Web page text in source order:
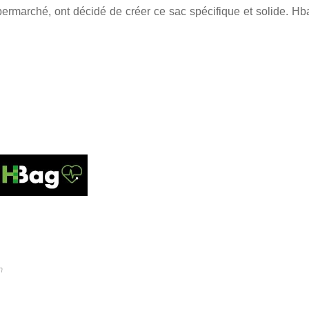
ont décidé de créer ce sac spécifique et solide.